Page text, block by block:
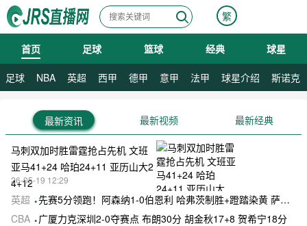
繁
首页 足球 篮球 经典 球星
足球 NBA 英超 西甲 德甲 意甲 法甲 球星介绍 斯诺克
最新资讯 最新视频 最新经典
马刺双加时胜雷霆抢占先机 文班
亚马41+24 哈珀24+11 亚历山大2
4+12
26-05-19 12:29
英超
先赛5分领跑！阿森纳1-0伯恩利 哈弗茨制胜+蹬踏染黄 萨卡献助攻
CBA
广厦力克深圳2-0夺赛点 布朗30分 胡金秋17+8 贺希宁18分
08月07日 星期五